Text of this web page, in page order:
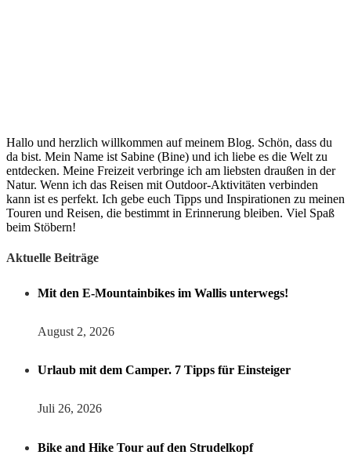
Hallo und herzlich willkommen auf meinem Blog. Schön, dass du
da bist. Mein Name ist Sabine (Bine) und ich liebe es die Welt zu
entdecken. Meine Freizeit verbringe ich am liebsten draußen in der
Natur. Wenn ich das Reisen mit Outdoor-Aktivitäten verbinden
kann ist es perfekt. Ich gebe euch Tipps und Inspirationen zu meinen
Touren und Reisen, die bestimmt in Erinnerung bleiben. Viel Spaß
beim Stöbern!
Aktuelle Beiträge
Mit den E-Mountainbikes im Wallis unterwegs!
August 2, 2026
Urlaub mit dem Camper. 7 Tipps für Einsteiger
Juli 26, 2026
Bike and Hike Tour auf den Strudelkopf